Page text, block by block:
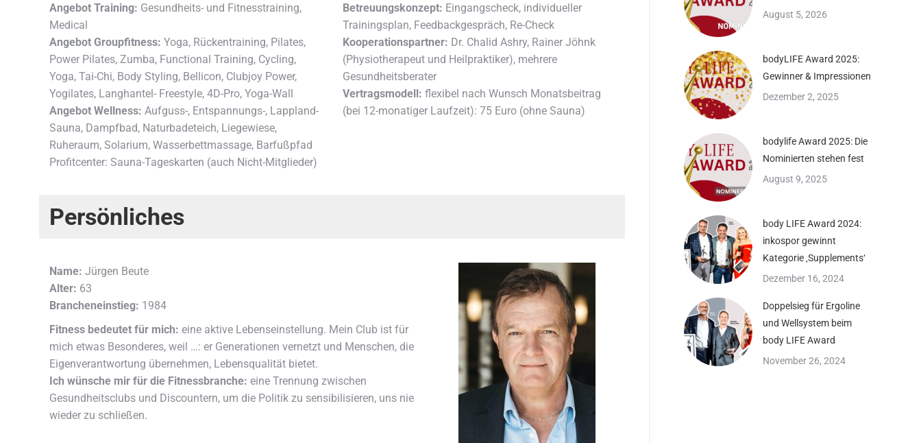
Angebot Training: Gesundheits- und Fitnesstraining,
Medical
Angebot Groupfitness: Yoga, Rückentraining, Pilates,
Power Pilates, Zumba, Functional Training, Cycling,
Yoga, Tai-Chi, Body Styling, Bellicon, Clubjoy Power,
Yogilates, Langhantel- Freestyle, 4D-Pro, Yoga-Wall
Angebot Wellness: Aufguss-, Entspannungs-, Lappland-
Sauna, Dampfbad, Naturbadeteich, Liegewiese,
Ruheraum, Solarium, Wasserbettmassage, Barfußpfad
Profitcenter: Sauna-Tageskarten (auch Nicht-Mitglieder)
Betreuungskonzept: Eingangscheck, individueller
Trainingsplan, Feedbackgespräch, Re-Check
Kooperationspartner: Dr. Chalid Ashry, Rainer Jöhnk
(Physiotherapeut und Heilpraktiker), mehrere
Gesundheitsberater
Vertragsmodell: flexibel nach Wunsch Monatsbeitrag
(bei 12-monatiger Laufzeit): 75 Euro (ohne Sauna)
Persönliches
Name: Jürgen Beute
Alter: 63
Brancheneinstieg: 1984
Fitness bedeutet für mich: eine aktive Lebenseinstellung. Mein Club ist für
mich etwas Besonderes, weil …: er Generationen vernetzt und Menschen, die
Eigenverantwortung übernehmen, Lebensqualität bietet.
Ich wünsche mir für die Fitnessbranche: eine Trennung zwischen
Gesundheitsclubs und Discountern, um die Politik zu sensibilisieren, uns nie
wieder zu schließen.
August 5, 2026
bodyLIFE Award 2025:
Gewinner & Impressionen
Dezember 2, 2025
bodylife Award 2025: Die
Nominierten stehen fest
August 9, 2025
body LIFE Award 2024:
inkospor gewinnt
Kategorie ‚Supplements‘
Dezember 16, 2024
Doppelsieg für Ergoline
und Wellsystem beim
body LIFE Award
November 26, 2024